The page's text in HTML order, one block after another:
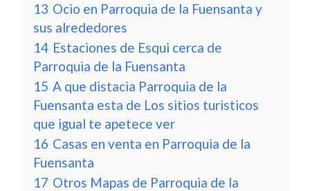
13 Ocio en Parroquia de la Fuensanta y
sus alrededores
14 Estaciones de Esqui cerca de
Parroquia de la Fuensanta
15 A que distacia Parroquia de la
Fuensanta esta de Los sitios turisticos
que igual te apetece ver
16 Casas en venta en Parroquia de la
Fuensanta
17 Otros Mapas de Parroquia de la